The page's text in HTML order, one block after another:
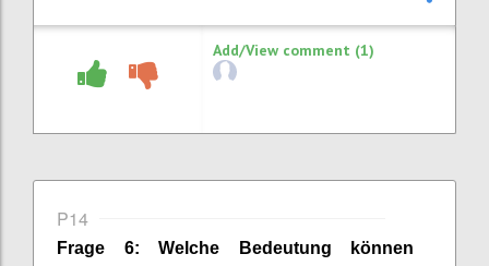
Add/View comment (1)
P14
Frage 6: Welche Bedeutung können